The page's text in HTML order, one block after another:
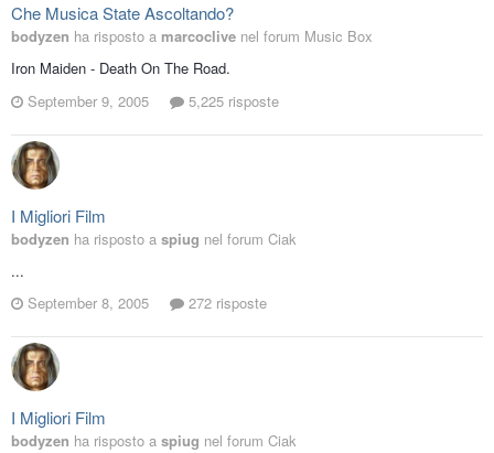
Che Musica State Ascoltando?
bodyzen ha risposto a marcoclive nel forum Music Box
Iron Maiden - Death On The Road.
September 9, 2005
5,225 risposte
I Migliori Film
bodyzen ha risposto a spiug nel forum Ciak
...
September 8, 2005
272 risposte
I Migliori Film
bodyzen ha risposto a spiug nel forum Ciak